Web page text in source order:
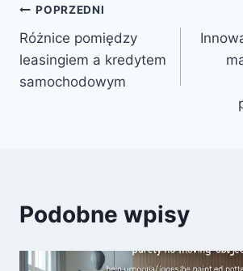
Nawigacja
wpisu
POPRZEDNI
Różnice pomiędzy
leasingiem a kredytem
samochodowym
Podobne wpisy